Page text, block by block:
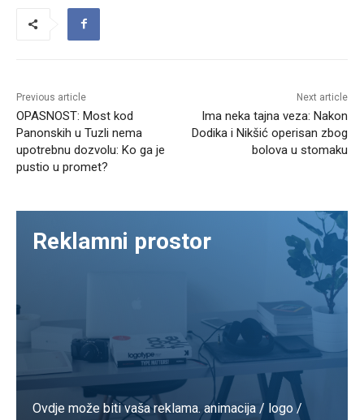
Previous article
OPASNOST: Most kod
Panonskih u Tuzli nema
upotrebnu dozvolu: Ko ga je
pustio u promet?
Next article
Ima neka tajna veza: Nakon
Dodika i Nikšić operisan zbog
bolova u stomaku
Reklamni prostor
Ovdje može biti vaša reklama. animacija / logo /